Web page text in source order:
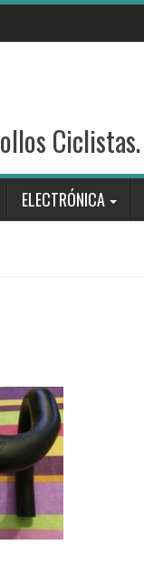
ELECTRÓNICA